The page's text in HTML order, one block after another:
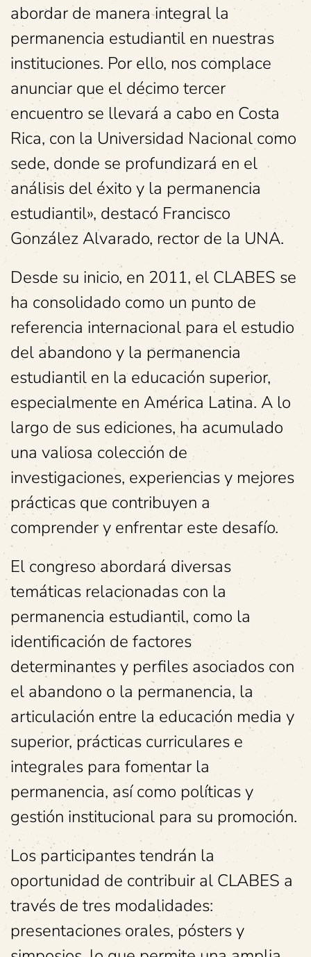
abordar de manera integral la
permanencia estudiantil en nuestras
instituciones. Por ello, nos complace
anunciar que el décimo tercer
encuentro se llevará a cabo en Costa
Rica, con la Universidad Nacional como
sede, donde se profundizará en el
análisis del éxito y la permanencia
estudiantil», destacó Francisco
González Alvarado, rector de la UNA.
Desde su inicio, en 2011, el CLABES se
ha consolidado como un punto de
referencia internacional para el estudio
del abandono y la permanencia
estudiantil en la educación superior,
especialmente en América Latina. A lo
largo de sus ediciones, ha acumulado
una valiosa colección de
investigaciones, experiencias y mejores
prácticas que contribuyen a
comprender y enfrentar este desafío.
El congreso abordará diversas
temáticas relacionadas con la
permanencia estudiantil, como la
identificación de factores
determinantes y perfiles asociados con
el abandono o la permanencia, la
articulación entre la educación media y
superior, prácticas curriculares e
integrales para fomentar la
permanencia, así como políticas y
gestión institucional para su promoción.
Los participantes tendrán la
oportunidad de contribuir al CLABES a
través de tres modalidades:
presentaciones orales, pósters y